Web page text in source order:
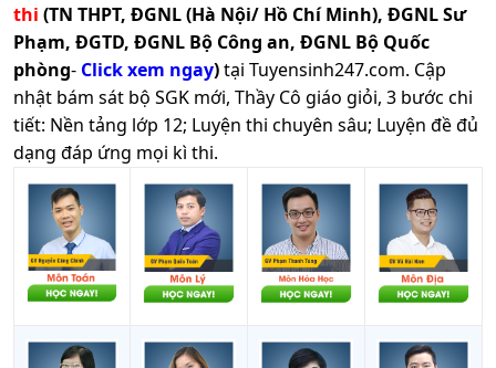
thi (TN THPT, ĐGNL (Hà Nội/ Hồ Chí Minh), ĐGNL Sư
Phạm, ĐGTD, ĐGNL Bộ Công an, ĐGNL Bộ Quốc
phòng- Click xem ngay)tại Tuyensinh247.com. Cập
nhật bám sát bộ SGK mới, Thầy Cô giáo giỏi, 3 bước chi
tiết: Nền tảng lớp 12; Luyện thi chuyên sâu; Luyện đề đủ
dạng đáp ứng mọi kì thi.